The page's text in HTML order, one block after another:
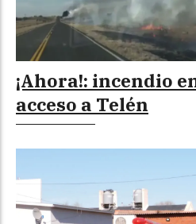
¡Ahora!: incendio
acceso a Telén